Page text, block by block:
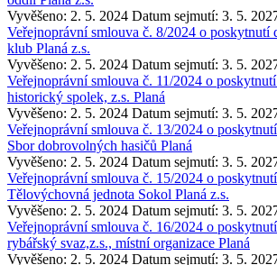
Vyvěšeno: 2. 5. 2024 Datum sejmutí: 3. 5.
Veřejnoprávní smlouva č. 8/2024 o poskytnutí
klub Planá z.s.
Vyvěšeno: 2. 5. 2024 Datum sejmutí: 3. 5.
Veřejnoprávní smlouva č. 11/2024 o
historický spolek, z.s. Planá
Vyvěšeno: 2. 5. 2024 Datum sejmutí: 3. 5.
Veřejnoprávní smlouva č. 13/2024 o
Sbor dobrovolných hasičů Planá
Vyvěšeno: 2. 5. 2024 Datum sejmutí: 3. 5.
Veřejnoprávní smlouva č. 15/2024 o
Tělovýchovná jednota Sokol Planá z.s.
Vyvěšeno: 2. 5. 2024 Datum sejmutí: 3. 5.
Veřejnoprávní smlouva č. 16/2024 o
rybářský svaz,z.s., místní organizace Planá
Vyvěšeno: 2. 5. 2024 Datum sejmutí: 3. 5.